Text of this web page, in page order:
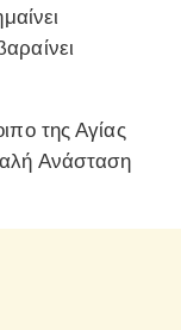
της Αγίας
Ανάσταση